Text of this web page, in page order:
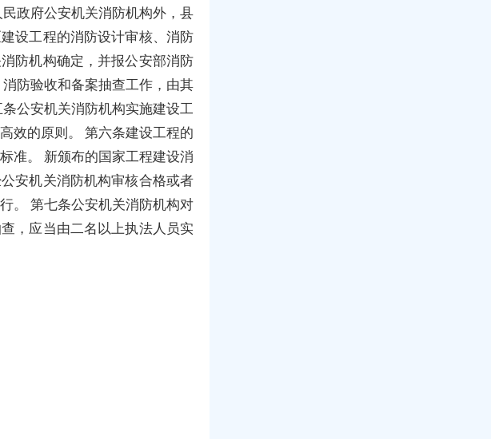
政府公安机关消防机构外，县
设工程的消防设计审核、消防
防机构确定，并报公安部消防
防验收和备案抽查工作，由其
公安机关消防机构实施建设工
效的原则。 第六条建设工程的
准。 新颁布的国家工程建设消
安机关消防机构审核合格或者
。 第七条公安机关消防机构对
，应当由二名以上执法人员实